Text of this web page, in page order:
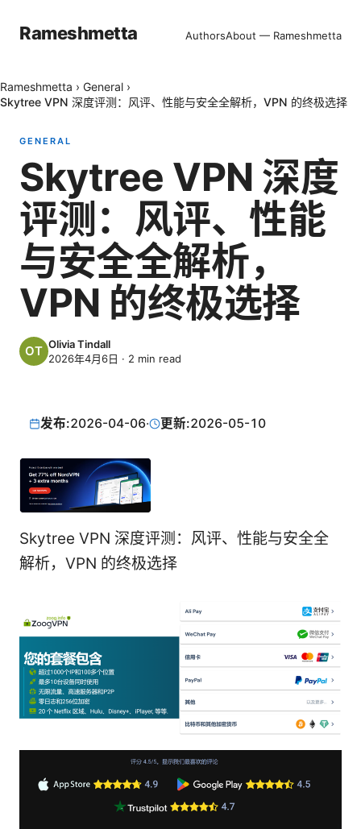
Rameshmetta AuthorsAbout — Rameshmetta
Rameshmetta › General ›
Skytree VPN 深度评测：风评、性能与安全全解析，VPN 的终极选择
GENERAL
Skytree VPN 深度
评测：风评、性能
与安全全解析，
VPN 的终极选择
Olivia Tindall
2026年4月6日 · 2 min read
发布:2026-04-06· 更新:2026-05-10
Skytree VPN 深度评测：风评、性能与安全全
解析，VPN 的终极选择